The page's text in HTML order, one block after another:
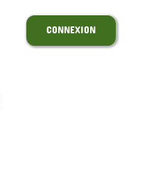
CONNEXION